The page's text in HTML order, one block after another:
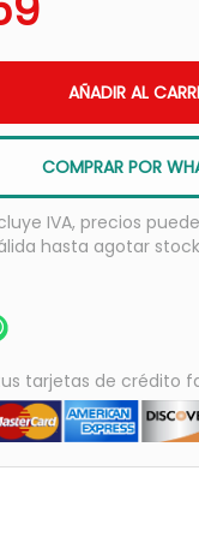
AÑADIR AL
COMPRAR POR
IVA, precios
hasta agotar
tarjetas de crédito